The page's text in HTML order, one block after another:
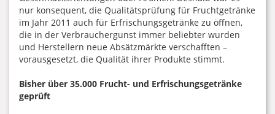
nur konsequent, die Qualitätsprüfung für Fruchtgetränke
im Jahr 2011 auch für Erfrischungsgetränke zu öffnen,
die in der Verbrauchergunst immer beliebter wurden
und Herstellern neue Absätzmärkte verschafften –
vorausgesetzt, die Qualität ihrer Produkte stimmt.
Bisher über 35.000 Frucht- und Erfrischungsgetränke
geprüft